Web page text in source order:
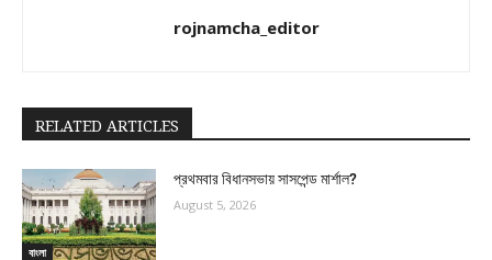
rojnamcha_editor
RELATED ARTICLES
বাংলা
প্রথমবার বিধানসভায় সাসপেন্ড মার্শাল?
August 5, 2026